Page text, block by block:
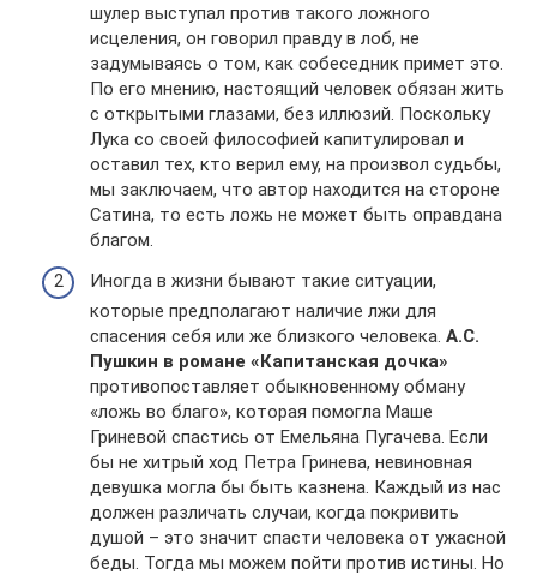
шулер выступал против такого ложного
исцеления, он говорил правду в лоб, не
задумываясь о том, как собеседник примет это.
По его мнению, настоящий человек обязан жить
с открытыми глазами, без иллюзий. Поскольку
Лука со своей философией капитулировал и
оставил тех, кто верил ему, на произвол судьбы,
мы заключаем, что автор находится на стороне
Сатина, то есть ложь не может быть оправдана
благом.
Иногда в жизни бывают такие ситуации,
которые предполагают наличие лжи для
спасения себя или же близкого человека. А.С.
Пушкин в романе «Капитанская дочка»
противопоставляет обыкновенному обману
«ложь во благо», которая помогла Маше
Гриневой спастись от Емельяна Пугачева. Если
бы не хитрый ход Петра Гринева, невиновная
девушка могла бы быть казнена. Каждый из нас
должен различать случаи, когда покривить
душой – это значит спасти человека от ужасной
беды. Тогда мы можем пойти против истины. Но